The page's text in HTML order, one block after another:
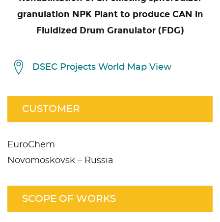
granulation NPK Plant to produce CAN in
Fluidized Drum Granulator (FDG)
DSEC Projects World Map View
CUSTOMER
EuroChem
Novomoskovsk – Russia
SCOPE OF WORKS